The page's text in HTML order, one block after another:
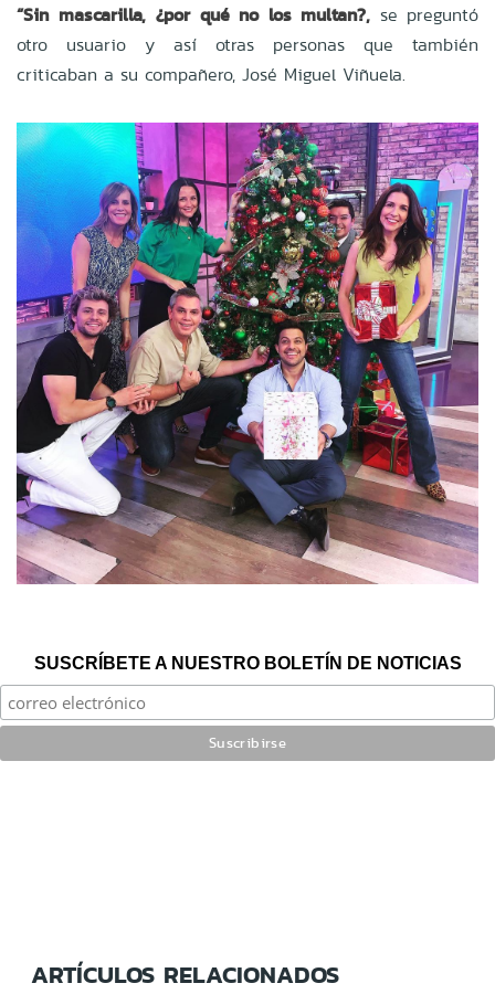
“Sin mascarilla, ¿por qué no los multan?, se preguntó
otro usuario y así otras personas que también
criticaban a su compañero, José Miguel Viñuela.
SUSCRÍBETE A NUESTRO BOLETÍN DE NOTICIAS
ARTÍCULOS RELACIONADOS